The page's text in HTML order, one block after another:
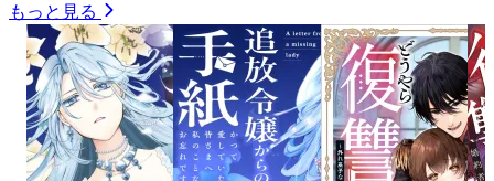
もっと見る